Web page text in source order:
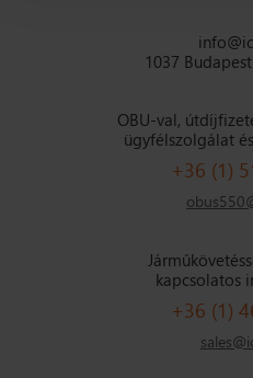
1037
OBU-val,
ügyfélszolgálat
+36 (1)
kapcsolatos
+36 (1)